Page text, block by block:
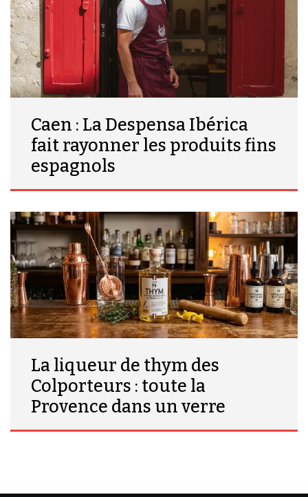
Caen : La Despensa Ibérica
fait rayonner les produits fins
espagnols
La liqueur de thym des
Colporteurs : toute la
Provence dans un verre